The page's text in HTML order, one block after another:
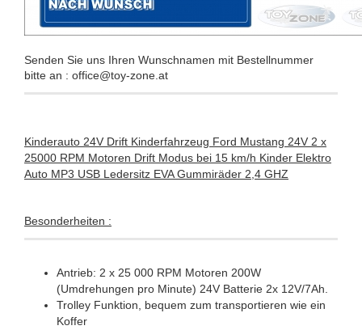
Senden Sie uns Ihren Wunschnamen mit Bestellnummer
bitte an : office@toy-zone.at
Kinderauto 24V Drift Kinderfahrzeug Ford Mustang 24V 2 x
25000 RPM Motoren Drift Modus bei 15 km/h Kinder Elektro
Auto MP3 USB Ledersitz EVA Gummiräder 2,4 GHZ​
Besonderheiten :
Antrieb: 2 x 25 000 RPM Motoren 200W
(Umdrehungen pro Minute) 24V Batterie 2x 12V/7Ah.
Trolley Funktion, bequem zum transportieren wie ein
Koffer